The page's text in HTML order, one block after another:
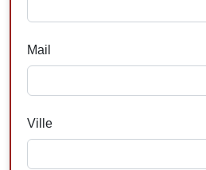
Mail
Ville